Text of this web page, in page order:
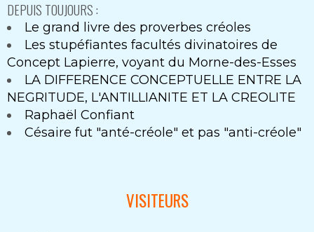
DEPUIS TOUJOURS :
Le grand livre des proverbes créoles
Les stupéfiantes facultés divinatoires de
Concept Lapierre, voyant du Morne-des-Esses
LA DIFFERENCE CONCEPTUELLE ENTRE LA
NEGRITUDE, L'ANTILLIANITE ET LA CREOLITE
Raphaël Confiant
Césaire fut "anté-créole" et pas "anti-créole"
VISITEURS